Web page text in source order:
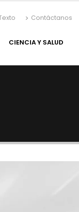
Contáctanos
CIENCIA Y SALUD